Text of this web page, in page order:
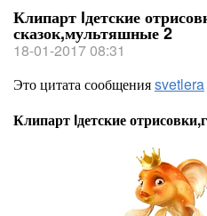
Клипарт lдетские
сказок,мультяшные 2
18-01-2017 08:31
Это цитата сообщенияsvetlera
Клипарт lдетские